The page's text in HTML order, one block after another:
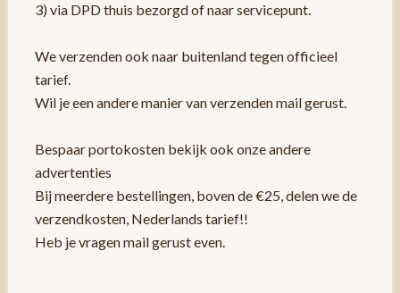
3) via DPD thuis bezorgd of naar servicepunt.
We verzenden ook naar buitenland tegen officieel
tarief.
Wil je een andere manier van verzenden mail gerust.
Bespaar portokosten bekijk ook onze andere
advertenties
Bij meerdere bestellingen, boven de €25, delen we de
verzendkosten, Nederlands tarief!!
Heb je vragen mail gerust even.